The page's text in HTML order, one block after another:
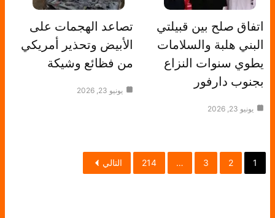
اتفاق صلح بين قبيلتي
البني هلبة والسلامات
يطوي سنوات النزاع
بجنوب دارفور
يونيو 23, 2026
تصاعد الهجمات على
الأبيض وتحذير أمريكي
من فظائع وشيكة
يونيو 23, 2026
1
2
3
…
214 التالي